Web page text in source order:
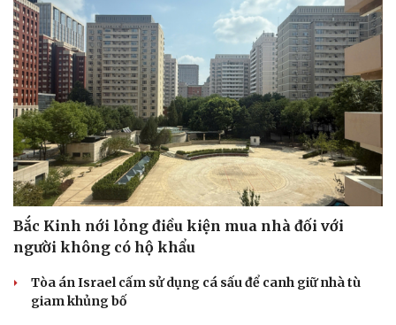
Bắc Kinh nới lỏng điều kiện mua nhà đối với
người không có hộ khẩu
Tòa án Israel cấm sử dụng cá sấu để canh giữ nhà tù
giam khủng bố